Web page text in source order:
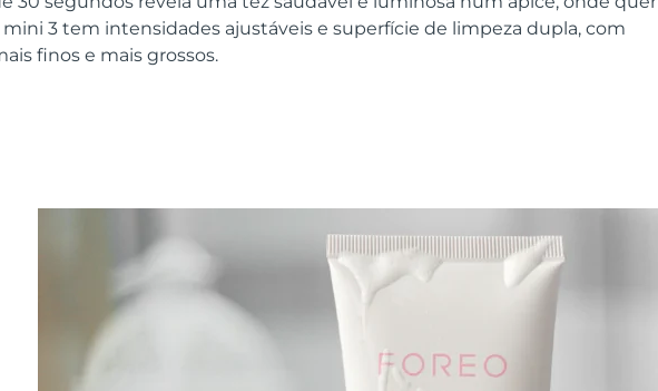
mini 3 tem intensidades ajustáveis e superfície de limpeza dupla, com
finos e mais grossos.